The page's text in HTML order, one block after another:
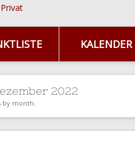
KALENDER
2022
month.